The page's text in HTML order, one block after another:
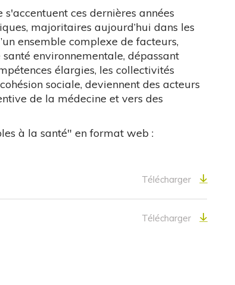
ces dernières années
majoritaires aujourd’hui dans les
ensemble complexe de facteurs,
environnementale, dépassant
élargies, les collectivités
sociale, deviennent des acteurs
de la médecine et vers des
à la santé" en format web :
Télécharger
Télécharger